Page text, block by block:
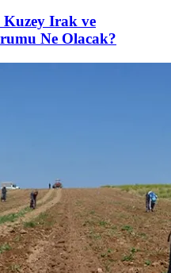
Kuzey Irak ve
Ne Olacak?